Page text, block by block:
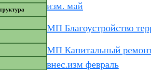
изм. май
МП Благоустройство
МП Капитальный
внес.изм февраль